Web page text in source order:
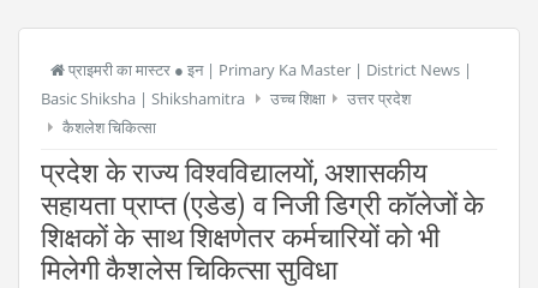
प्राइमरी का मास्टर ● इन | Primary Ka Master | District News |
Basic Shiksha | Shikshamitra
उच्च शिक्षा
उत्तर प्रदेश
कैशलेश चिकित्सा
प्रदेश के राज्य विश्वविद्यालयों, अशासकीय
सहायता प्राप्त (एडेड) व निजी डिग्री कॉलेजों के
शिक्षकों के साथ शिक्षणेतर कर्मचारियों को भी
मिलेगी कैशलेस चिकित्सा सुविधा